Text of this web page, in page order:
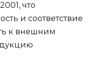
что
и соответствие
к внешним